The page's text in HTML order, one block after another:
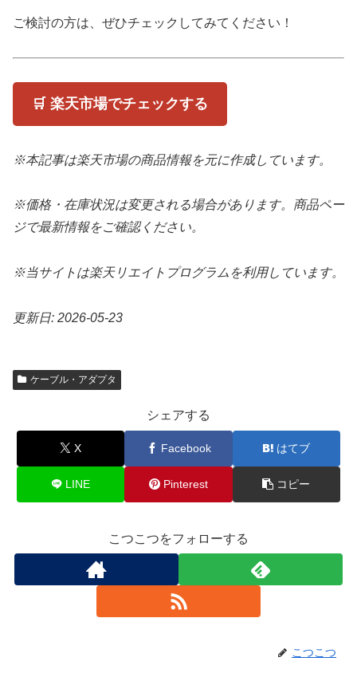
ご検討の方は、ぜひチェックしてみてください！
🛒 楽天市場でチェックする
※本記事は楽天市場の商品情報を元に作成しています。
※価格・在庫状況は変更される場合があります。商品ペー
ジで最新情報をご確認ください。
※当サイトは楽天リエイトプログラムを利用しています。
更新日: 2026-05-23
ケーブル・アダプタ
シェアする
X Facebook はてブ
LINE Pinterest コピー
こつこつをフォローする
こつこつ